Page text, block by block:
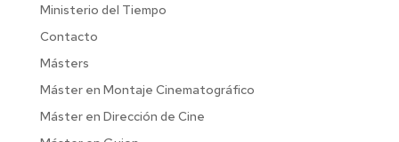
Ministerio del Tiempo
Contacto
Másters
Máster en Montaje Cinematográfico
Máster en Dirección de Cine